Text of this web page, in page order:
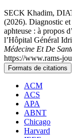
SECK Khadim,
(2026). Diagnostic et
aphteuse : à propos
l’Hôpital Général
Médecine Et De
https://www.rams-
Formats de citations
ACM
ACS
APA
ABNT
Chicago
Harvard